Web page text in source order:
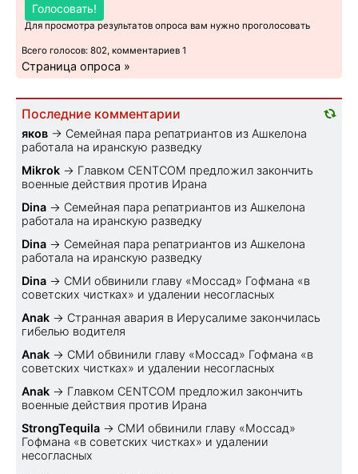
Голосовать!
Для просмотра результатов опроса вам нужно проголосовать
Всего голосов: 802, комментариев 1
Страница опроса »
Последние комментарии
яков → Семейная пара репатриантов из Ашкелона
работала на иранскую разведку
Mikrok → Главком CENTCOM предложил закончить
военные действия против Ирана
Dina → Семейная пара репатриантов из Ашкелона
работала на иранскую разведку
Dina → Семейная пара репатриантов из Ашкелона
работала на иранскую разведку
Dina → СМИ обвинили главу «Моссад» Гофмана «в
советских чистках» и удалении несогласных
Anak → Странная авария в Иерусалиме закончилась
гибелью водителя
Anak → СМИ обвинили главу «Моссад» Гофмана «в
советских чистках» и удалении несогласных
Anak → Главком CENTCOM предложил закончить
военные действия против Ирана
StrongTequila → СМИ обвинили главу «Моссад»
Гофмана «в советских чистках» и удалении
несогласных